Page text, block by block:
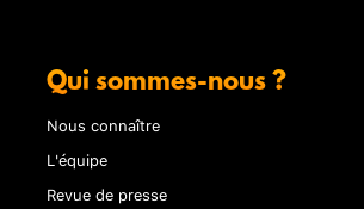
Qui sommes-nous ?
Nous connaître
L'équipe
Revue de presse